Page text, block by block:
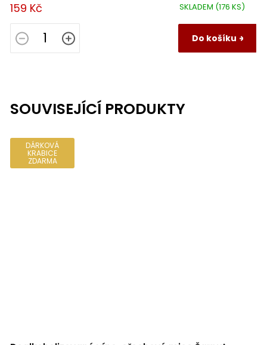
SKLADEM (176 KS)
159 Kč
Do košíku
SOUVISEJÍCÍ PRODUKTY
DÁRKOVÁ
KRABICE
ZDARMA